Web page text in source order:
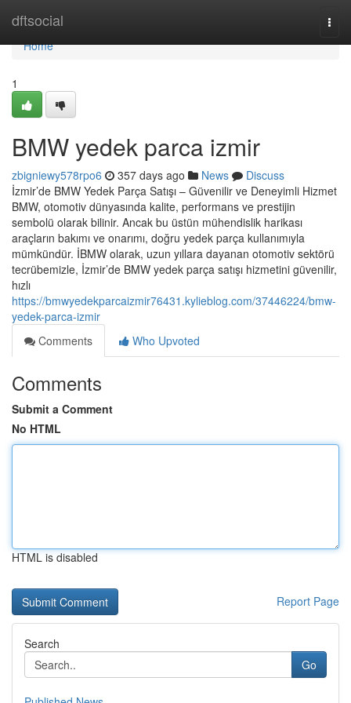
dftsocial
Home
Home
1
BMW yedek parca izmir
zbigniewy578rpo6 357 days ago News
Discuss
İzmir’de BMW Yedek Parça Satışı – Güvenilir ve Deneyimli Hizmet
BMW, otomotiv dünyasında kalite, performans ve prestijin
sembolü olarak bilinir. Ancak bu üstün mühendislik harikası
araçların bakımı ve onarımı, doğru yedek parça kullanımıyla
mümkündür. İBMW olarak, uzun yıllara dayanan otomotiv sektörü
tecrübemizle, İzmir’de BMW yedek parça satışı hizmetini güvenilir,
hızlı
https://bmwyedekparcaizmir76431.kylieblog.com/37446224/bmw-
yedek-parca-izmir
Comments
Who Upvoted
Comments
Submit a Comment
No HTML
HTML is disabled
Report Page
Search
Go